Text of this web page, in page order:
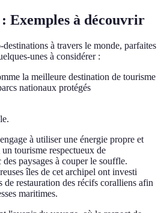
Exemples à découvrir
à travers le monde, parfaites
unes à considérer :
la meilleure destination de tourisme
nationaux protégés
à utiliser une énergie propre et
tourisme respectueux de
paysages à couper le souffle.
îles de cet archipel ont investi
de restauration des récifs coralliens afin
maritimes.